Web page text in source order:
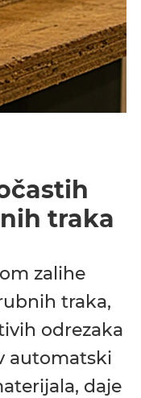
traka
zalihe
traka,
odrezaka
automatski
daje